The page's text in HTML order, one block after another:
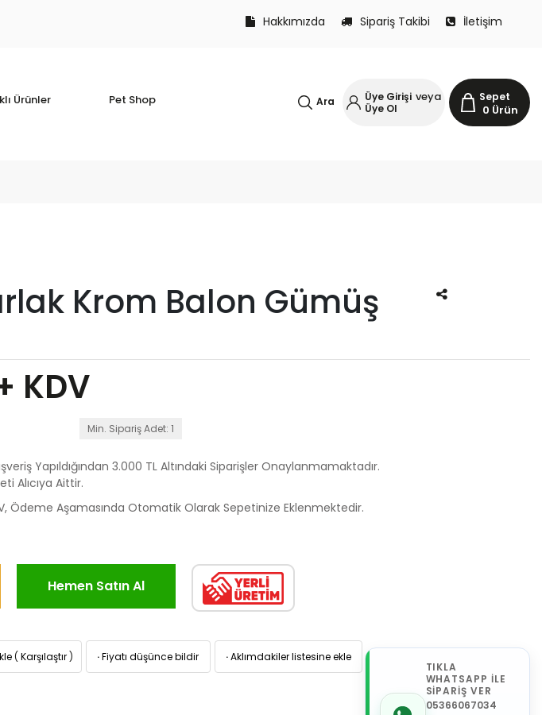
Hakkımızda Sipariş Takibi İletişim
Ürünler Pet Shop Sepet
0 Ürün
Üye Girişi veya
Üye Ol
Ara
Krom Balon Gümüş
KDV
Min. Sipariş Adet: 1
Yapıldığından 3.000 TL Altındaki Siparişler Onaylanmamaktadır.
Alıcıya Aittir.
Ödeme Aşamasında Otomatik Olarak Sepetinize Eklenmektedir.
Hemen Satın Al
( Karşılaştır ) ·Fiyatı düşünce bildir ·Aklımdakiler listesine ekle
TIKLA
WHATSAPP İLE
SİPARİŞ VER
05366067034